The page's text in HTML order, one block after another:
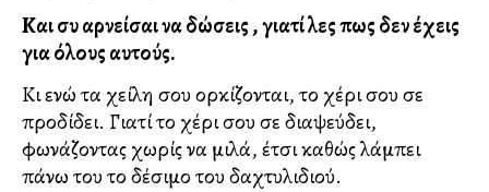
Και συ αρνείσαι να δώσεις , γιατί λες πως δεν έχεις
για όλους αυτούς.
Κι ενώ τα χείλη σου ορκίζονται, το χέρι σου σε
προδίδει. Γιατί το χέρι σου σε διαψεύδει,
φωνάζοντας χωρίς να μιλά, έτσι καθώς λάμπει
πάνω του το δέσιμο του δαχτυλιδιού.